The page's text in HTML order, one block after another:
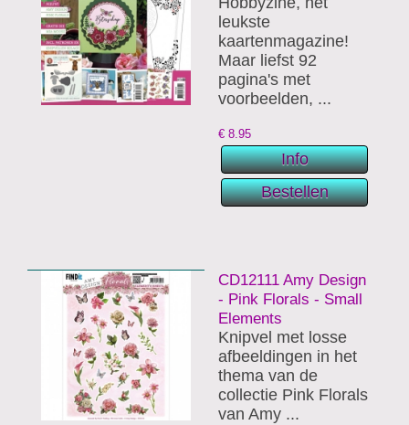
leukste
kaartenmagazine!
Maar liefst 92
pagina's met
voorbeelden, ...
€ 8.95
CD12111 Amy Design
- Pink Florals - Small
Elements
Knipvel met losse
afbeeldingen in het
thema van de
collectie Pink Florals
van Amy ...